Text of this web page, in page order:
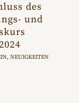
des
und
, NEUIGKEITEN